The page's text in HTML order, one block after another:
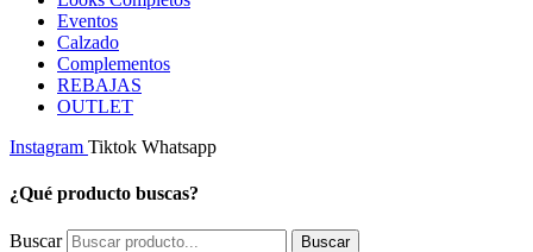
Eventos
Calzado
Complementos
REBAJAS
OUTLET
Instagram Tiktok Whatsapp
¿Qué producto buscas?
Buscar Buscar